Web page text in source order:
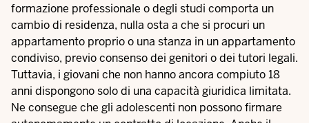
formazione professionale o degli studi comporta un
cambio di residenza, nulla osta a che si procuri un
appartamento proprio o una stanza in un appartamento
condiviso, previo consenso dei genitori o dei tutori legali.
Tuttavia, i giovani che non hanno ancora compiuto 18
anni dispongono solo di una capacità giuridica limitata.
Ne consegue che gli adolescenti non possono firmare